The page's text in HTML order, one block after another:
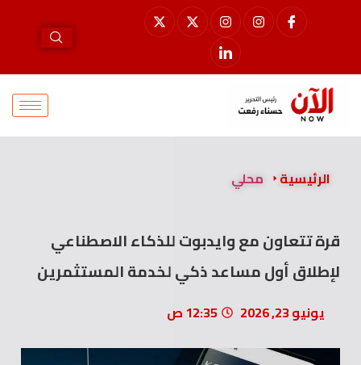
الرئيسية محلي
قرة تتعاون مع وايدبوت للذكاء الاصطناعي
لإطلاق أول مساعد ذكي لخدمة المستثمرين
يونيو 23, 2026 12:35 ص